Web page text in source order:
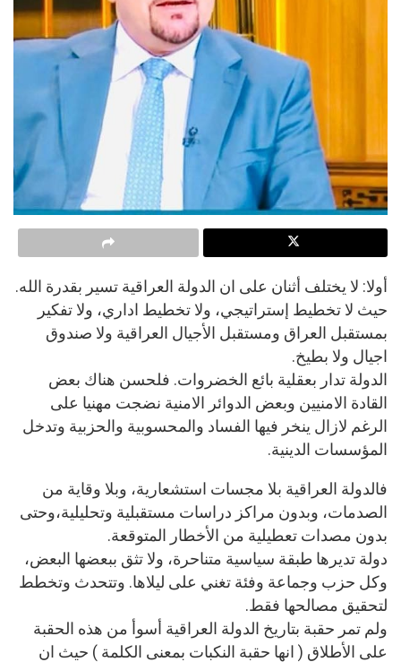
أولا: لا يختلف أثنان على ان الدولة العراقية تسير بقدرة الله.
حيث لا تخطيط إستراتيجي، ولا تخطيط اداري، ولا تفكير
بمستقبل العراق ومستقبل الأجيال العراقية ولا صندوق
اجيال ولا بطيخ.
الدولة تدار بعقلية بائع الخضروات. فلحسن هناك بعض
القادة الامنيين وبعض الدوائر الامنية نضجت مهنيا على
الرغم لازال ينخر فيها الفساد والمحسوبية والحزبية وتدخل
المؤسسات الدينية.
فالدولة العراقية بلا مجسات استشعارية، وبلا وقاية من
الصدمات، وبدون مراكز دراسات مستقبلية وتحليلية،وحتى
بدون مصدات تعطيلية من الأخطار المتوقعة.
دولة تديرها طبقة سياسية متناحرة، ولا تثق ببعضها البعض،
وكل حزب وجماعة وفئة تغني على ليلاها. وتتحدث وتخطط
لتحقيق مصالحها فقط.
ولم تمر حقبة بتاريخ الدولة العراقية أسوأ من هذه الحقبة
على الأطلاق ( انها حقبة النكبات بمعنى الكلمة ) حيث ان